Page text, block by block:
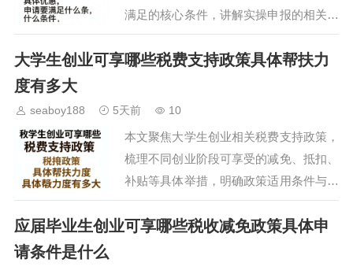
满足的核心条件，讲解实操申报的相关流
程与注意事项，为有创业计划的大学生群
体提供清晰的税务政策指引，帮助创业者
大学生创业可享哪些税费支持政策具体帮扶力
度有多大
seaboy188 5天前 10
本文聚焦大学生创业相关税费支持政策，
梳理不同创业阶段可享受的减免、抵扣、
补贴等具体举措，明确政策适用条件与申
请流程，为有创业意向的大学生提供清晰
的政策参考，降低创业初期的资金压力，
应届毕业生创业可享哪些税收减免政策具体申
请条件是什么